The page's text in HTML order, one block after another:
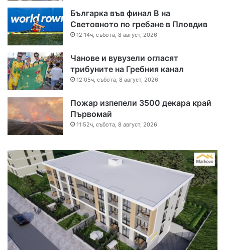
Българка във финал B на
Световното по гребане в Пловдив
12:14ч, събота, 8 август, 2026
Чанове и вувузели огласят
трибуните на Гребния канал
12:05ч, събота, 8 август, 2026
Пожар изпепели 3500 декара край
Първомай
11:52ч, събота, 8 август, 2026